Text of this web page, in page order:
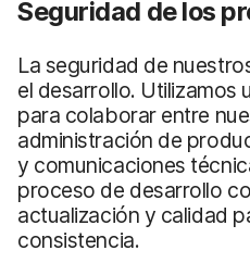
Seguridad de los
La seguridad de
el desarrollo. Utilizamos
para colaborar entre
administración de
y comunicaciones
proceso de desarrollo
actualización y calidad
consistencia.